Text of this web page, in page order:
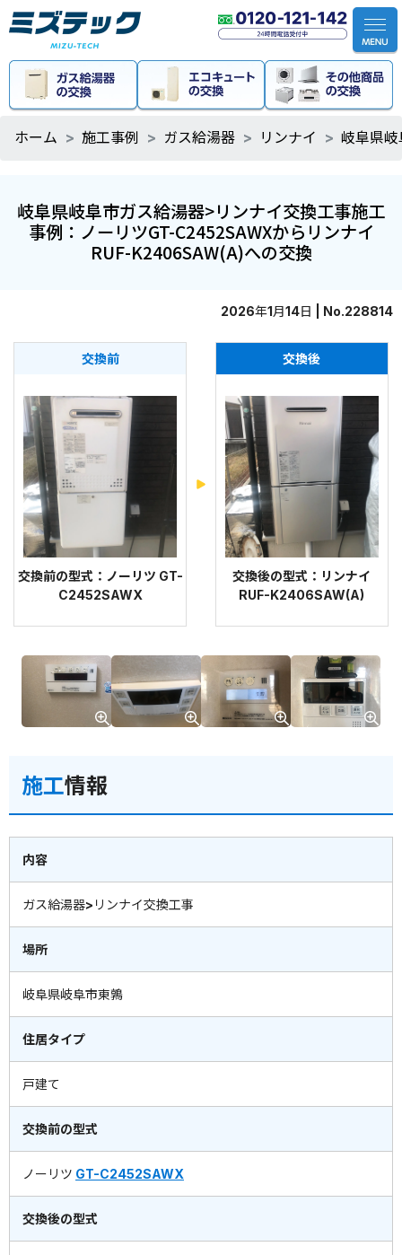
ホーム 施工事例 ガス給湯器 リンナイ 岐阜県
岐阜県岐阜市ガス給湯器>リンナイ交換工事施工
事例：ノーリツGT-C2452SAWXからリンナイ
RUF-K2406SAW(A)への交換
2026年1月14日 | No.228814
交換前
交換前の型式：ノーリツ GT-
C2452SAWX
交換後
交換後の型式：リンナイ
RUF-K2406SAW(A)
施工情報
内容
ガス給湯器>リンナイ交換工事
場所
岐阜県岐阜市東鶉
住居タイプ
戸建て
交換前の型式
ノーリツ GT-C2452SAWX
交換後の型式